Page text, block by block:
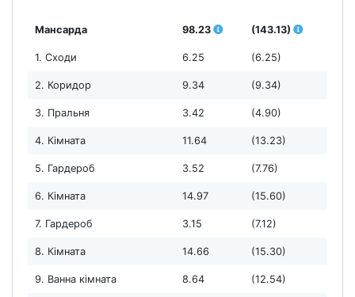
Мансарда 98.23 (143.13)
1. Сходи 6.25 (6.25)
2. Коридор 9.34 (9.34)
3. Пральня 3.42 (4.90)
4. Кімната 11.64 (13.23)
5. Гардероб 3.52 (7.76)
6. Кімната 14.97 (15.60)
7. Гардероб 3.15 (7.12)
8. Кімната 14.66 (15.30)
9. Ванна кімната 8.64 (12.54)